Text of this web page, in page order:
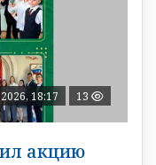
18:17 13
акцию